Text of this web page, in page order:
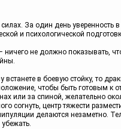
За один день
и психологической
ничего не должно
встанете в боевую стойку, то
чтобы быть готовым к
или за спиной, желательно
согнуть, центр тяжести
делаются незаметно.